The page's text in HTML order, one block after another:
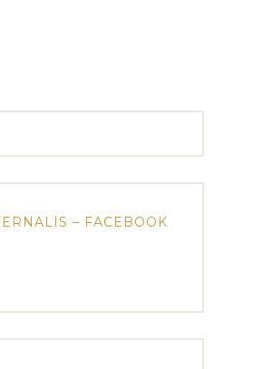
– FACEBOOK